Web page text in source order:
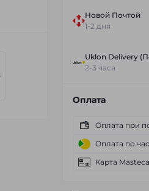
Новой Почтой
1-2 дня
Uklon Delivery
2-3 часа
Оплата
Оплата при
Оплата по
Карта